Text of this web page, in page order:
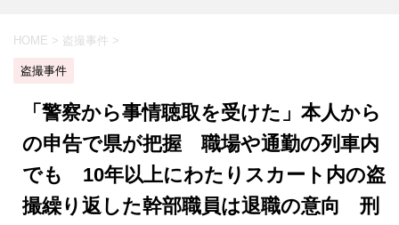
HOME > 盗撮事件 >
盗撮事件
「警察から事情聴取を受けた」本人から
の申告で県が把握 職場や通勤の列車内
でも 10年以上にわたりスカート内の盗
撮繰り返した幹部職員は退職の意向 刑